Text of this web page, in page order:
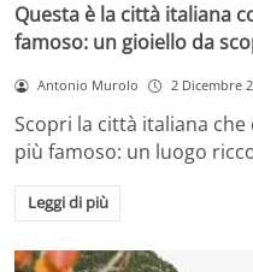
Questa è la città italiana
famoso: un gioiello da
Antonio Murolo 2 Dicembre
Scopri la città italiana
più famoso: un luogo
Leggi di più